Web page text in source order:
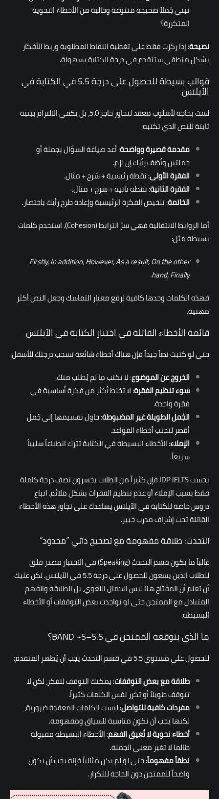
تبني جُملاً صحيحة متنوعة وخالية من الأخطاء النحوية
المتكررة؟
نصيحة: إذا ركزت فقط على تغطية النقاط المطلوبة وربط الأفكار
بشكل منطقي ستتقدم في درجة الكتابة بسهولة.
قوالب بسيطة للحصول على درجة 5.5 في الكتابة في
الآيلتس
لست بحاجة لأسلوب معقد لتجاوز حاجز 5.0، بل يكفي الالتزام ببنية
ثابتة للنص الذي تكتبه:
مقدمة قصيرة وواضحة: أعد صياغة السؤال بجملة أو
جملتين وأضف رأيك إن لزم.
الفقرة الأولى: نقطة رئيسية + شرح + مثال.
الفقرة الثانية: نقطة ثانية + شرح + مثال.
الخاتمة: تلخيص الفكرة الرئيسية وإعادة طرح رأيك باختصار.
أما الروابط الانتقالية فهي سرّ الترابط (Cohesion). استخدم كلمات
بسيطة مثل:
Firstly, In addition, However, As a result, On the other
hand, Finally.
فهذه الكلمات وحدها كافية لرفع معيار التماسك وجعل النص أكثر
مهنية.
قائمة الأخطاء القاتلة في اختبار الكتابة في الآيلتس
حتى لو كتبت نصاً جيداً فإن هناك أخطاء شائعة تسحب درجتك للأسفل:
الخروج عن الموضوع: لا تكتب ما لم يُطلب منك.
سوء تنظيم الفقرة: لا تخلط أكثر من فكرة أساسية في
فقرة واحدة.
الجُمل الطويلة غير المضبوطة: حاول تقسيمها إلى جُمل
أقصر لتجنب أخطاء القواعد.
الإملاء: الأخطاء البسيطة في الكتابة تترك انطباعاً سلبياً
سريعاً.
بحسب IDP IELTS فإن كثيراً من الطلاب يخسرون نصف درجة كاملة
فقط بسبب الإملاء أو عدم تنظيم الفقرات بشكل ملائم. اتباع
دروس خاصة للكتابة في الآيلتسيساعدك على تجاوز هذه الأخطاء
القاتلة تحت إشراف مدرب خبير.
التحدث: طلاقة مفهومة مع تصحيح ذاتي ”محدود“
غالباً ما يكون قسم التحدث (Speaking) في الاختبار مصدر قلق
للطلاب الذين يسعون للحصول على درجة 5.5 في الآيلتس. لكن عليك
أن تعلم أن المفتاح هنا ليس الكمال اللغوي، بل الطلاقة والفهم
المتبادل مع الممتحِن حتى لو تواجدت بعض التوقفات أو الأخطاء
البسيطة.
ما الذي يتوقعه الممتحن في BAND ~5–5.5؟
للحصول على مستوى 5.5 في قسم التحدث يجب أن يًظهر المتقدم:
طلاقة مع بعض التوقفات: يمكنك التوقف لتفكر، لكن لا
تتوقف طويلاً أو تكرر نفس الكلمات كثيراً.
مفردات كافية للتواصل: ليست الكلمات المعقدة ضرورية،
لكنها يجب أن تكون مناسبة للسياق ومفهومة.
أخطاء نحوية لا تُعيق الفهم: الأخطاء البسيطة مقبولة
طالما لا تغير معنى الجملة.
نطقاً مفهوماً: حتى لو لم يكن مثالياً فإنه يجب أن يكون
واضحاً للممتحِن دون الحاجة للتكرار.